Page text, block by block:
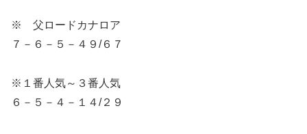
※ 父ロードカナロア
７－６－５－４９/６７
※１番人気～３番人気
６－５－４－１４/２９